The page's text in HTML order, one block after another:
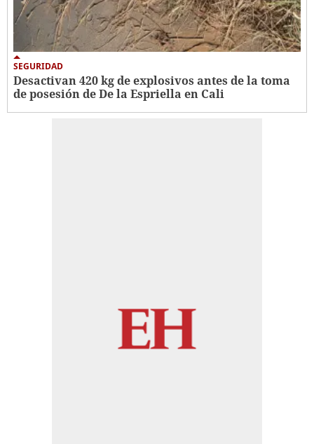
SEGURIDAD
Desactivan 420 kg de explosivos antes de la toma
de posesión de De la Espriella en Cali